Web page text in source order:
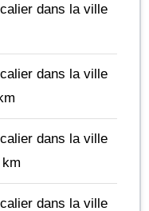
dans la ville
dans la ville
dans la ville
dans la ville